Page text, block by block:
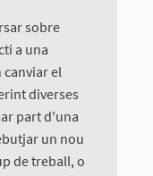
sobre
a una
el
diverses
part d'una
un nou
de treball, o